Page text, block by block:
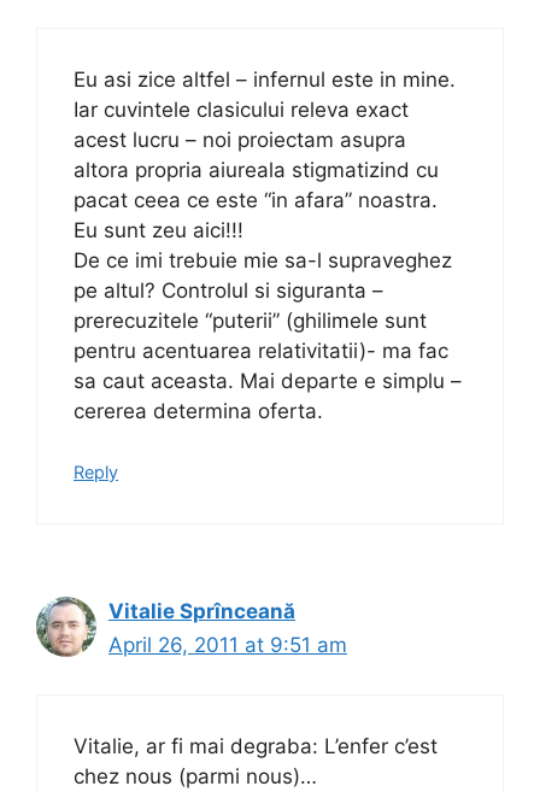
Eu asi zice altfel – infernul este in mine.
Iar cuvintele clasicului releva exact
acest lucru – noi proiectam asupra
altora propria aiureala stigmatizind cu
pacat ceea ce este “in afara” noastra.
Eu sunt zeu aici!!!
De ce imi trebuie mie sa-l supraveghez
pe altul? Controlul si siguranta –
prerecuzitele “puterii” (ghilimele sunt
pentru acentuarea relativitatii)- ma fac
sa caut aceasta. Mai departe e simplu –
cererea determina oferta.
Reply
Vitalie Sprînceană
April 26, 2011 at 9:51 am
Vitalie, ar fi mai degraba: L’enfer c’est
chez nous (parmi nous)…